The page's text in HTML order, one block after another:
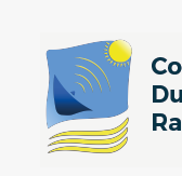
contenido